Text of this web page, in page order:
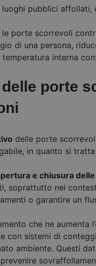
pubblici affollati,
le porte scorrevoli
di una persona,
temperatura interna
porte
delle porte
in quanto si
e chiusura
soprattutto nei
o garantire un
che ne aumenta
con sistemi di
ambiente. Questi